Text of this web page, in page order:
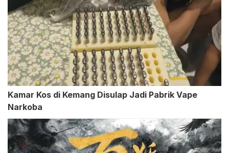
Kamar Kos di Kemang Disulap Jadi Pabrik Vape
Narkoba